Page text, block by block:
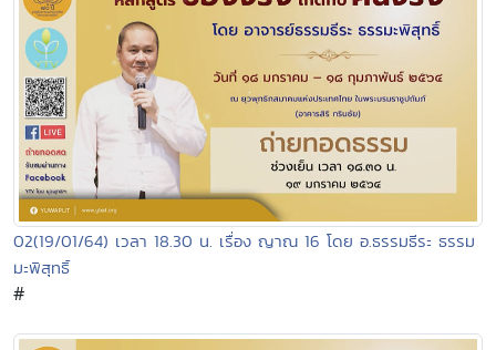
02(19/01/64) เวลา 18.30 น. เรื่อง ญาณ 16 โดย อ.ธรรมธีระ ธรรม
มะพิสุทธิ์
#